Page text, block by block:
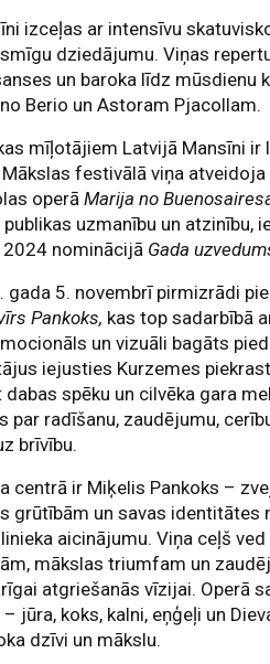
izceļas ar intensīvu
dziedājumu. Viņas
un baroka līdz mūsdienu
Berio un Astoram Pjacollam.
mīļotājiem Latvijā Mansīni
Mākslas festivālā viņa
operāMarija no
publikas uzmanību un atzinību,
2024 nominācijā Gada
gada 5. novembrī pirmizrādi
Pankoks, kas top sadarbībā
un vizuāli bagāts
iejusties Kurzemes
spēku un cilvēka gara
par radīšanu, zaudējumu,
brīvību.
centrā ir Miķelis Pankoks –
grūtībām un savas identitātes
aicinājumu. Viņa ceļš
mākslas triumfam un
atgriešanās vīzijai. Operā
– jūra, koks, kalni, eņģeļi un
dzīvi un mākslu.